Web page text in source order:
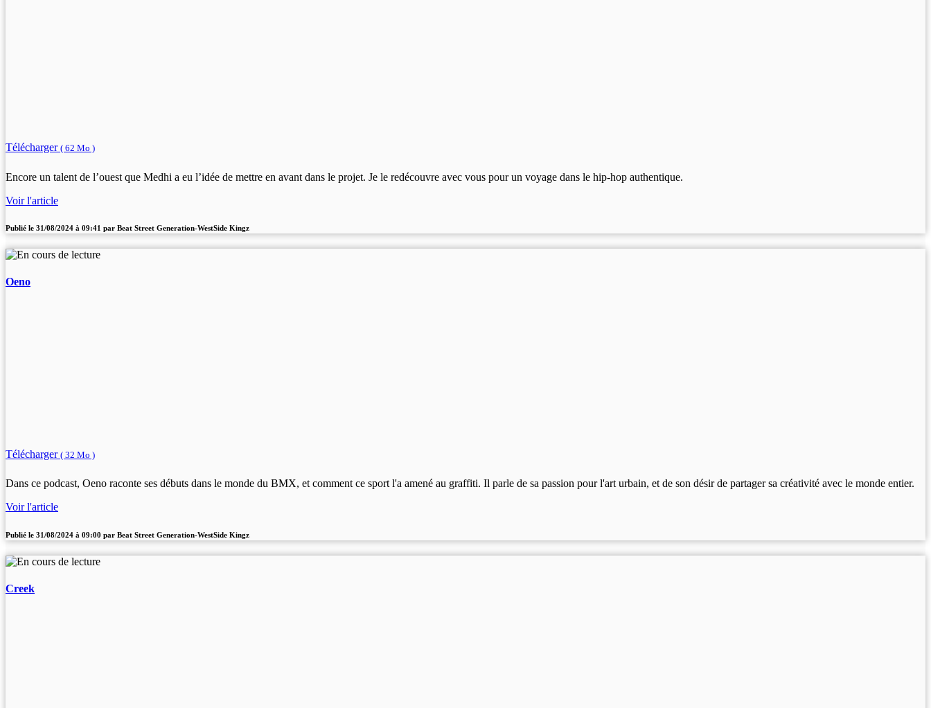
Télécharger ( 62 Mo )
Encore un talent de l’ouest que Medhi a eu l’idée de mettre en avant dans le projet. Je le redécouvre avec vous pour un voyage dans le hip-hop authentique.
Voir l'article
Publié le 31/08/2024 à 09:41 par Beat Street Generation-WestSide Kingz
Oeno
Télécharger ( 32 Mo )
Dans ce podcast, Oeno raconte ses débuts dans le monde du BMX, et comment ce sport l'a amené au graffiti. Il parle de sa passion pour l'art urbain, et de son désir de partager sa créativité avec le monde entier.
Voir l'article
Publié le 31/08/2024 à 09:00 par Beat Street Generation-WestSide Kingz
Creek